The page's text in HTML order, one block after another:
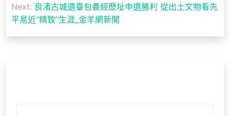
導
覽
Next: 良渚古城遺臺包養經歷址申遺勝利 從出土文物看先
平易近“精致”生涯_金羊網新聞